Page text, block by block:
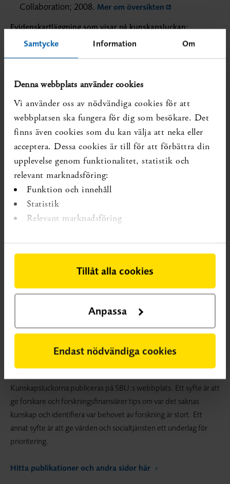
Samtycke Information Om
Denna webbplats använder cookies
Vi använder oss av nödvändiga cookies för att
webbplatsen ska fungera för dig som besökare. Det
finns även cookies som du kan välja att neka eller
acceptera. Dessa cookies är till för att förbättra din
upplevelse genom funktionalitet, statistik och
relevant marknadsföring:
Funktion och innehåll
Statistik
Relevant marknadsföring
Tillåt alla cookies
Anpassa
Endast nödvändiga cookies
Collaboration; 2008. Mer om översikten
Evidenskartläggning som visar på kunskapsluckan:
SBU. Funktionstillstånd och
funktionshinder: kunskapsläget för arbetsmetoder och
social utvärdering (SBU); 2019. SBU Kartlägger, rapport
nr 305.Läs rapporten
Diarienr: SBU 2023/879 Publicerad:
2023-07-18
Forskning som förändrar kunskapsläget kan ha tillkommit
senare.
VETENSKAPLIG KUNSKAPSLUCKA En vetenskaplig
kunskapslucka innebär att systematiska översikter visar på osäker
Kunskapsluckorna publiceras på SBU:s webbplats. Ett syfte är att
ge forskare och forskningsfinansiärer tips om var det saknas
kunskap och identifiera var behovet av forskning är stort. Ett
annat syfte är att ge vården och socialtjänsten ett underlag för
prioritering.
Hitta publikationer och andra sidor här